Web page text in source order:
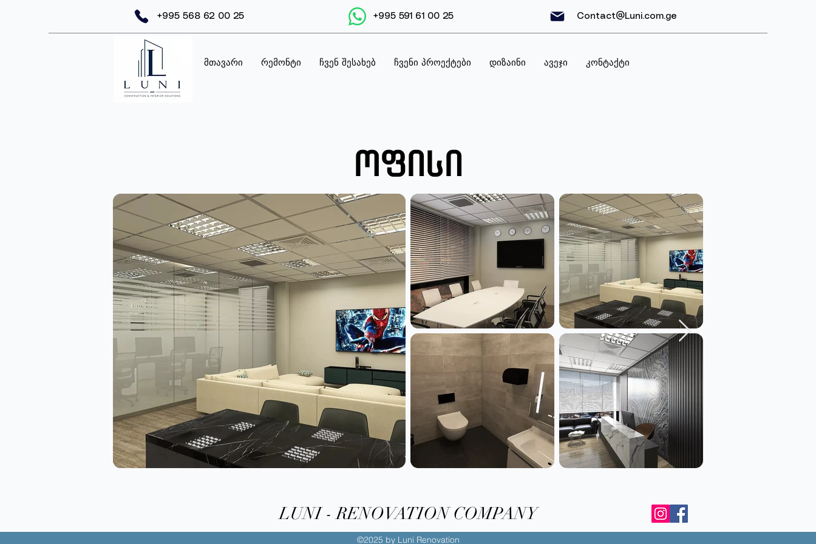
+995 568 62 00 25 +995 591 61 00 25 Contact@Luni.com.ge
მთავარი რემონტი ჩვენ შესახებ ჩვენი პროექტები დიზაინი ავეჯი კონტაქტი
ოფისი
LUNI - RENOVATION COMPANY
©2025 by Luni Renovation